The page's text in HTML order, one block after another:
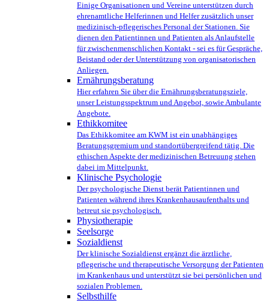
Einige Organisationen und Vereine unterstützen durch
ehrenamtliche Helferinnen und Helfer zusätzlich unser
medizinisch-pflegerisches Personal der Stationen. Sie
dienen den Patientinnen und Patienten als Anlaufstelle
für zwischenmenschlichen Kontakt - sei es für Gespräche,
Beistand oder der Unterstützung von organisatorischen
Anliegen.
Ernährungsberatung
Hier erfahren Sie über die Ernährungsberatungsziele,
unser Leistungsspektrum und Angebot, sowie Ambulante
Angebote.
Ethikkomitee
Das Ethikkomitee am KWM ist ein unabhängiges
Beratungsgremium und standortübergreifend tätig. Die
ethischen Aspekte der medizinischen Betreuung stehen
dabei im Mittelpunkt.
Klinische Psychologie
Der psychologische Dienst berät Patientinnen und
Patienten während ihres Krankenhausaufenthalts und
betreut sie psychologisch.
Physiotherapie
Seelsorge
Sozialdienst
Der klinische Sozialdienst ergänzt die ärztliche,
pflegerische und therapeutische Versorgung der Patienten
im Krankenhaus und unterstützt sie bei persönlichen und
sozialen Problemen.
Selbsthilfe